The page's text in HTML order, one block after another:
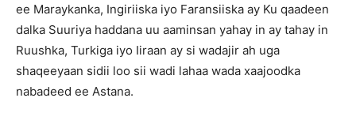
ee Maraykanka, Ingiriiska iyo Faransiiska ay Ku qaadeen
dalka Suuriya haddana uu aaminsan yahay in ay tahay in
Ruushka, Turkiga iyo Iiraan ay si wadajir ah uga
shaqeeyaan sidii loo sii wadi lahaa wada xaajoodka
nabadeed ee Astana.